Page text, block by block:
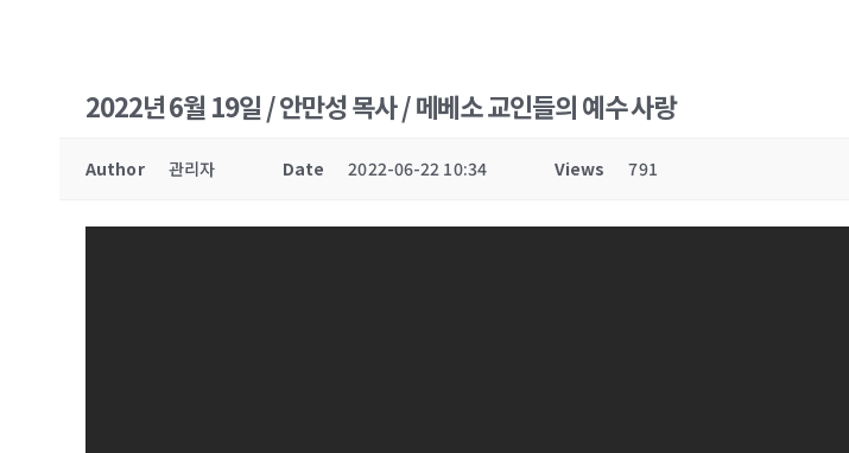
2022년 6월 19일 / 안만성 목사 / 메베소 교인들의 예수 사랑
Author 관리자 Date 2022-06-22 10:34 Views 791